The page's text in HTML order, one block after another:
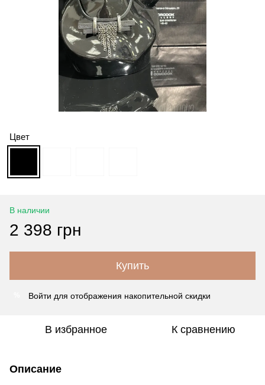
Цвет
В наличии
2 398 грн
Купить
Войти для отображения накопительной скидки
В избранное К сравнению
Описание